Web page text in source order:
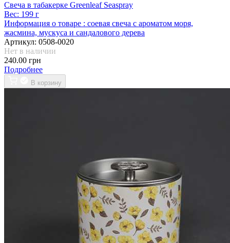
Свеча в табакерке Greenleaf Seaspray
Вес: 199 г
Информация о товаре : соевая свеча с ароматом моря,
жасмина, мускуса и сандалового дерева
Артикул: 0508-0020
Нет в наличии
240.00 грн
Подробнее
В корзину